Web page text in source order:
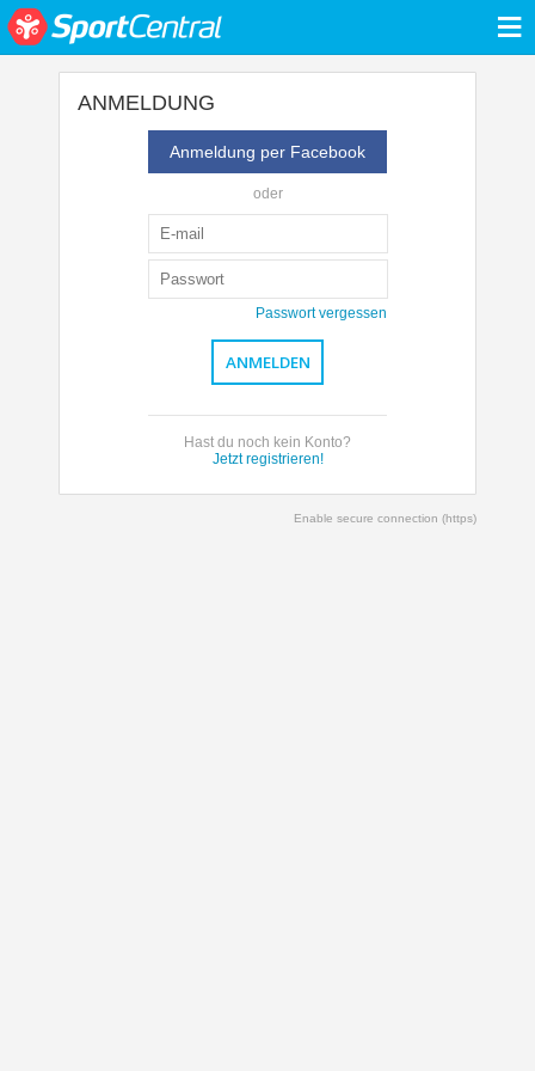
≡
ANMELDUNG
Anmeldung per Facebook
oder
Passwort vergessen
Hast du noch kein Konto?
Jetzt registrieren!
Enable secure connection (https)